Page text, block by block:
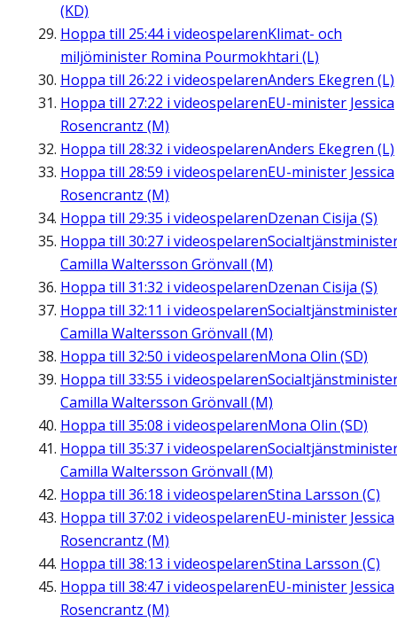
(KD)
Hoppa till 25:44i videospelarenKlimat- och
miljöminister Romina Pourmokhtari (L)
Hoppa till 26:22 i videospelarenAnders Ekegren (L)
Hoppa till 27:22 i videospelarenEU-minister Jessica
Rosencrantz (M)
Hoppa till 28:32 i videospelarenAnders Ekegren (L)
Hoppa till 28:59 i videospelarenEU-minister Jessica
Rosencrantz (M)
Hoppa till 29:35 i videospelarenDzenan Cisija (S)
Hoppa till 30:27 i videospelaren
Camilla Waltersson Grönvall (M)
Hoppa till 31:32 i videospelarenDzenan Cisija (S)
Hoppa till 32:11 i videospelaren
Camilla Waltersson Grönvall (M)
Hoppa till 32:50 i videospelarenMona Olin (SD)
Hoppa till 33:55 i videospelaren
Camilla Waltersson Grönvall (M)
Hoppa till 35:08 i videospelarenMona Olin (SD)
Hoppa till 35:37 i videospelaren
Camilla Waltersson Grönvall (M)
Hoppa till 36:18 i videospelarenStina Larsson (C)
Hoppa till 37:02 i videospelarenEU-minister Jessica
Rosencrantz (M)
Hoppa till 38:13 i videospelarenStina Larsson (C)
Hoppa till 38:47 i videospelarenEU-minister Jessica
Rosencrantz (M)